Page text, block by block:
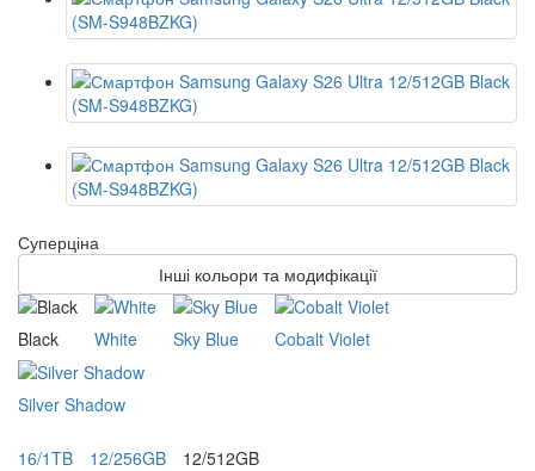
Суперціна
Інші кольори та модифікації
Black White Sky Blue Cobalt Violet
Silver Shadow
16/1TB 12/256GB 12/512GB